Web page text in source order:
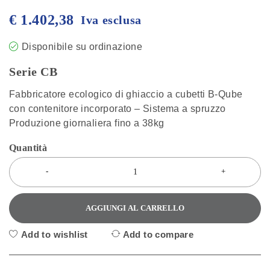
€ 1.402,38 Iva esclusa
Disponibile su ordinazione
Serie CB
Fabbricatore ecologico di ghiaccio a cubetti B-Qube
con contenitore incorporato – Sistema a spruzzo
Produzione giornaliera fino a 38kg
Quantità
AGGIUNGI AL CARRELLO
Add to wishlist Add to compare